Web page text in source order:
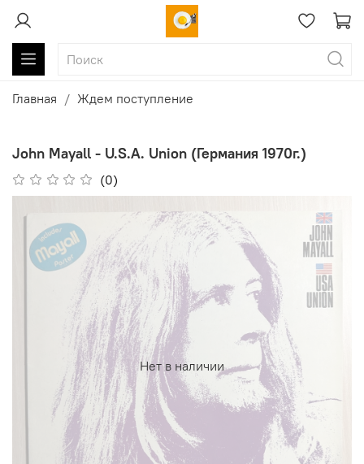
Главная Ждем поступление
John Mayall - U.S.A. Union (Германия 1970г.)
(0)
Нет в наличии